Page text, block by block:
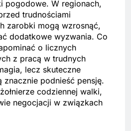
pogodowe. W regionach,
trudnościami
zarobki mogą wzrosnąć,
dodatkowe wyzwania. Co
o licznych
z pracą w trudnych
lecz skuteczne
znacznie podnieść pensję.
codziennej walki,
negocjacji w związkach